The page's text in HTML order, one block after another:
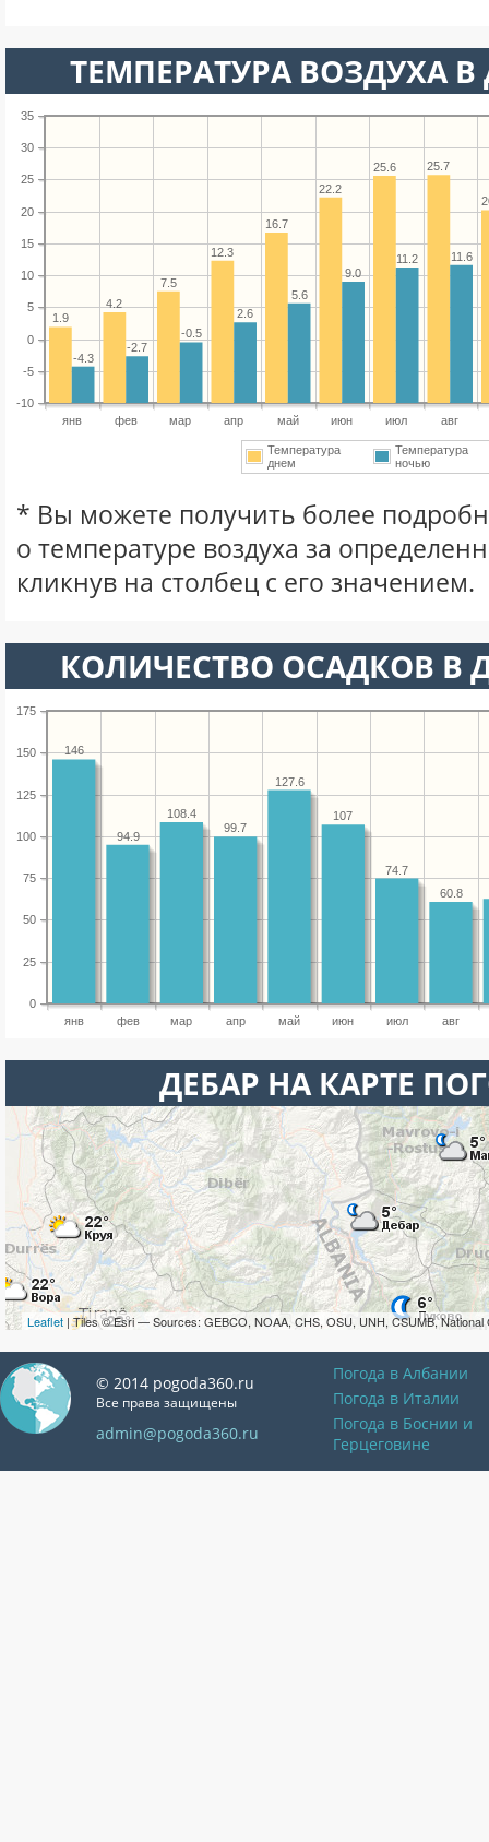
ТЕМПЕРАТУРА ВОЗДУХА В
янв фев мар апр май июн июл авг
-10
-5
0
5
10
15
20
25
30
35
25.7
25.6
22.2
16.7
12.3
7.5
4.2
1.9
11.6
11.2
9.0
5.6
2.6
-0.5
-2.7
-4.3
Температура
днем
Температура
ночью
* Вы можете получить более
о температуре воздуха за
кликнув на столбец с его значением.
КОЛИЧЕСТВО ОСАДКОВ В
янв фев мар апр май июн июл авг
0
25
50
75
100
125
150
175
60.8
74.7
107
127.6
99.7
108.4
94.9
146
ДЕБАР НА КАРТЕ
Leaflet | Tiles © Esri — Sources: GEBCO, NOAA, CHS, OSU, UNH, CSUMB, National
© 2014 pogoda360.ru
Все права защищены
admin@pogoda360.ru
Погода в Албании
Погода в Италии
Погода в Боснии и
Герцеговине